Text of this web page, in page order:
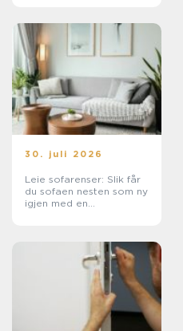
30. juli 2026
Leie sofarenser: Slik får
du sofaen nesten som ny
igjen med en